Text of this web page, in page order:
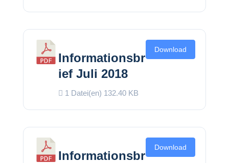
Informationsbr
ief Juli 2018
1 Datei(en) 132.40 KB
Download
Informationsbr
Download